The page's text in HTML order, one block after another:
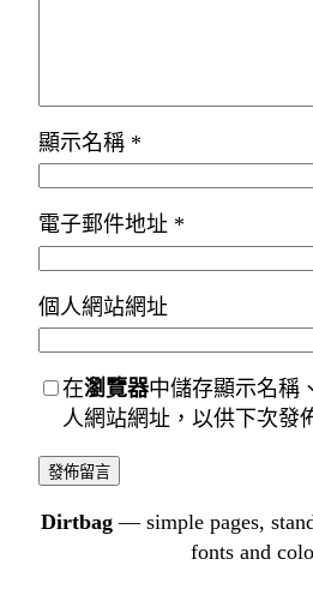
顯示名稱 *
電子郵件地址 *
個人網站網址
在瀏覽器中儲存顯示名稱
人網站網址，以供下次發
Dirtbag — simple pages,
fonts and